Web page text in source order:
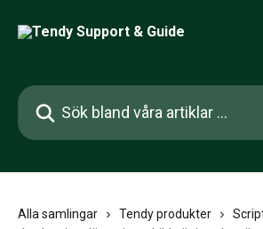
Sök bland våra artiklar …
Alla samlingar Tendy produkter